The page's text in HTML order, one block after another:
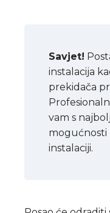
Savjet!
instalacija
prekidača
vam s
mogućnosti
instalaciji.